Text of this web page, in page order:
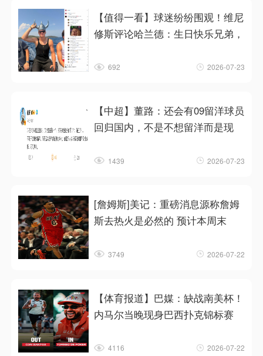
【值得一看】球迷纷纷围观！维尼
修斯评论哈兰德：生日快乐兄弟，
692 2026-07-23
【中超】董路：还会有09留洋球员
回归国内，不是不想留洋而是现
1439 2026-07-23
[詹姆斯]美记：重磅消息源称詹姆
斯去热火是必然的 预计本周末
3749 2026-07-22
【体育报道】巴媒：缺战南美杯！
内马尔当晚现身巴西扑克锦标赛
4116 2026-07-22